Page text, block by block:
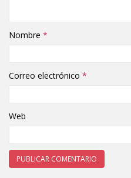
Nombre *
Correo electrónico *
Web